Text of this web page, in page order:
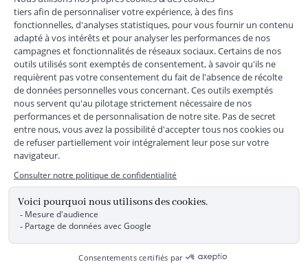
*Livraison express gratuite en point relais dès 59 € et à domicile dès 150
€ vers la France Métropolitaine
Les données collectées par la société JACADI, responsable
du traitement, sont nécessaires à l'envoi de newsletters, à la
création de compte, pour le traitement, le suivi et la livraison
de votre commande, ainsi que pour le suivi de votre
adhésion au programme fidélité. Conformément au
Règlement Européen 2016/679 du 27 avril 2016 sur la
protection des données personnelles, vous bénéficiez d'un
rectification, d'opposition, d'effacement, de portabilité ou de
limitation aux traitements de données vous concernant.
Vous pouvez exercer vos droits en écrivant à JACADI –
Service Clients – 2/10 Rue Chaptal, 92300 LEVALLOIS-
Pour plus d'informations, vous pouvez consulter notre